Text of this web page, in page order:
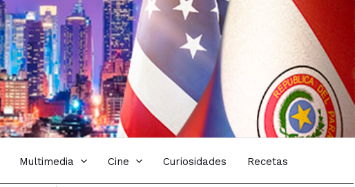
Multimedia Cine Curiosidades Recetas